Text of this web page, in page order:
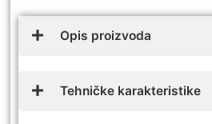
Opis proizvoda
Tehničke karakteristike